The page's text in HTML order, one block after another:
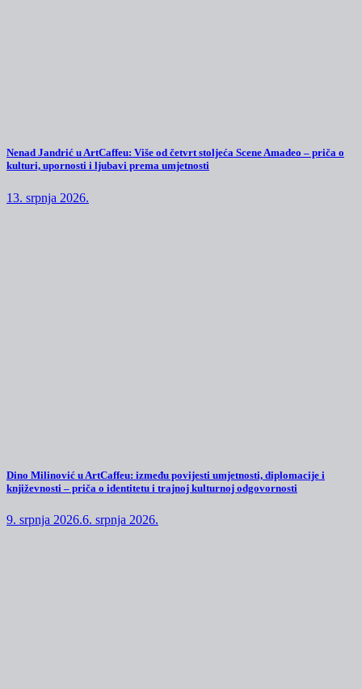
Nenad Jandrić u ArtCaffeu: Više od četvrt stoljeća Scene Amadeo – priča o
kulturi, upornosti i ljubavi prema umjetnosti
13. srpnja 2026.
Dino Milinović u ArtCaffeu: između povijesti umjetnosti, diplomacije i
književnosti – priča o identitetu i trajnoj kulturnoj odgovornosti
9. srpnja 2026.6. srpnja 2026.